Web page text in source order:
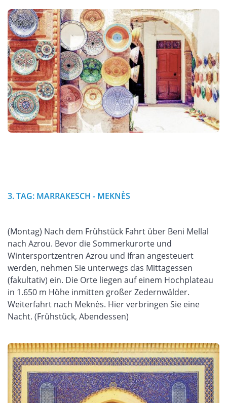
3. TAG: MARRAKESCH - MEKNÈS
(Montag) Nach dem Frühstück Fahrt über Beni Mellal
nach Azrou. Bevor die Sommerkurorte und
Wintersportzentren Azrou und Ifran angesteuert
werden, nehmen Sie unterwegs das Mittagessen
(fakultativ) ein. Die Orte liegen auf einem Hochplateau
in 1.650 m Höhe inmitten großer Zedernwälder.
Weiterfahrt nach Meknès. Hier verbringen Sie eine
Nacht. (Frühstück, Abendessen)